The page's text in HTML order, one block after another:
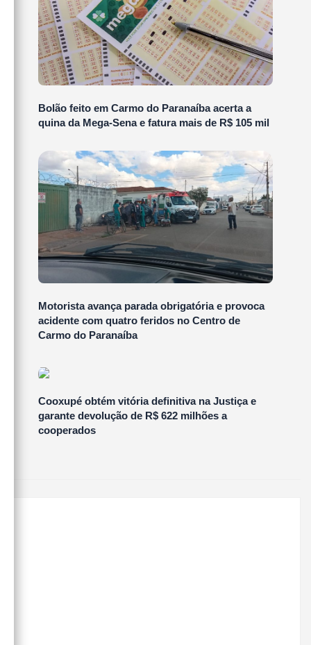
Bolão feito em Carmo do Paranaíba acerta a
quina da Mega-Sena e fatura mais de R$ 105 mil
Motorista avança parada obrigatória e provoca
acidente com quatro feridos no Centro de
Carmo do Paranaíba
Cooxupé obtém vitória definitiva na Justiça e
garante devolução de R$ 622 milhões a
cooperados